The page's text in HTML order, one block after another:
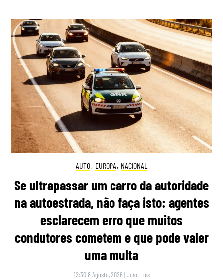
AUTO, EUROPA, NACIONAL
Se ultrapassar um carro da autoridade
na autoestrada, não faça isto: agentes
esclarecem erro que muitos
condutores cometem e que pode valer
uma multa
12:30 8 Agosto, 2026 |João Luís